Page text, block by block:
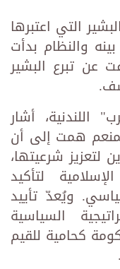
التي اعتبرها
والنظام بدأت
عن تبرع البشير
أشار
همت إلى أن
لتعزيز شرعيتها،
لتأكيد
ويُعدّ تأييد
السياسية
كحامية للقيم